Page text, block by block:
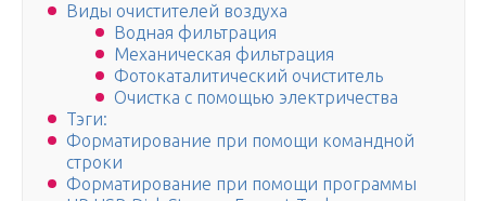
Виды очистителей воздуха
Водная фильтрация
Механическая фильтрация
Фотокаталитический очиститель
Очистка с помощью электричества
Тэги:
Форматирование при помощи командной
строки
Форматирование при помощи программы